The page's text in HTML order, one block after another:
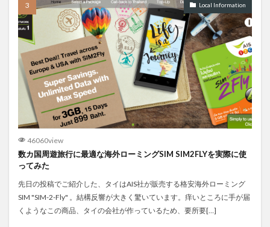
Local Information
46060view
数カ国周遊旅行に最適な海外ローミングSIM SIM2FLYを実際に使
ってみた
先日の投稿でご紹介した、タイはAIS社が販売する格安海外ローミング
SIM "SIM-2-Fly" 。結構反響が大きく驚いています。痒いところに手が届
くようなこの商品、タイの会社が作っているため、要所要[…]